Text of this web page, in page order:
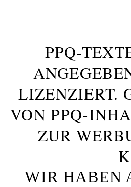
PPQ-
LIZENZIERT.
VON PPQ-
ZUR
WIR HABEN